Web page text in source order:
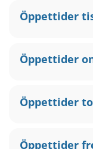
Öppettider
Öppettider
Öppettider
Öppettider